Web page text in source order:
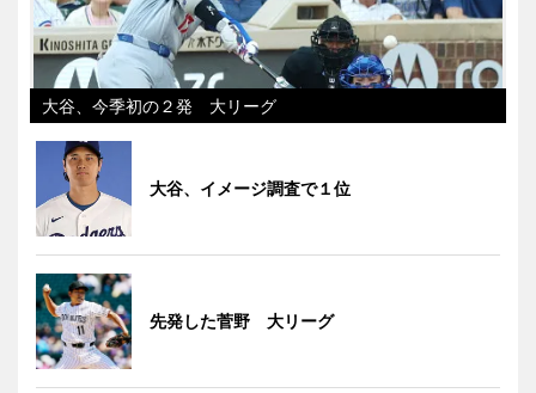
大谷、今季初の２発 大リーグ
大谷、イメージ調査で１位
先発した菅野 大リーグ